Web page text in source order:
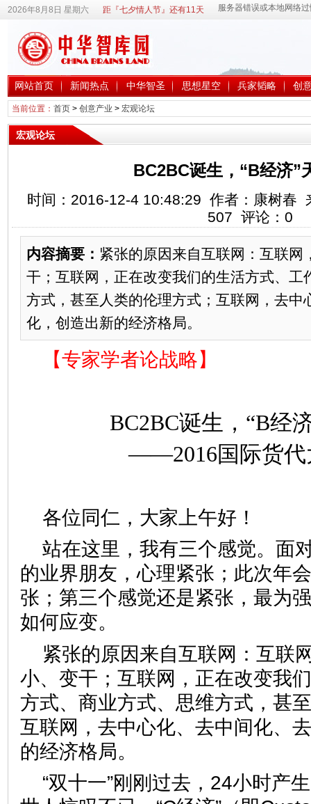
2026年8月8日 星期六 距『七夕情人节』还有11天
网站首页 新闻热点 中华智圣 思想星空 兵家韬略 创
当前位置： 首页> 创意产业 > 宏观论坛
宏观论坛
BC2BC诞生，“B经济”
时间：2016-12-4 10:48:29 作者：康树春
507 评论： 0
内容摘要： 紧张的原因来自互联网：互联网
干；互联网，正在改变我们的生活方式、工
方式，甚至人类的伦理方式；互联网，去中
化，创造出新的经济格局。
【专家学者论战略】
BC2BC诞生，“B经
——2016国际货代
各位同仁，大家上午好！
站在这里，我有三个感觉。面
的业界朋友，心理紧张；此次年
张；第三个感觉还是紧张，最为
如何应变。
紧张的原因来自互联网：互联
小、变干；互联网，正在改变我
方式、商业方式、思维方式，甚
互联网，去中心化、去中间化、
的经济格局。
“双十一”刚刚过去，24小时产